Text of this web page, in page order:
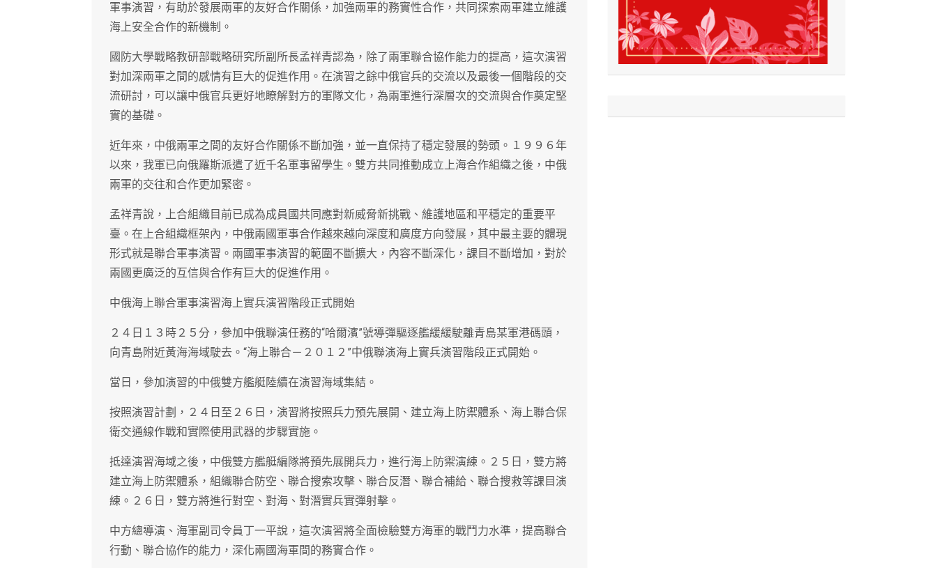
軍事演習，有助於發展兩軍的友好合作關係，加強兩軍的務實性合作，共同探索兩軍建立維護
海上安全合作的新機制。
國防大學戰略教研部戰略研究所副所長孟祥青認為，除了兩軍聯合協作能力的提高，這次演習
對加深兩軍之間的感情有巨大的促進作用。在演習之餘中俄官兵的交流以及最後一個階段的交
流研討，可以讓中俄官兵更好地瞭解對方的軍隊文化，為兩軍進行深層次的交流與合作奠定堅
實的基礎。
近年來，中俄兩軍之間的友好合作關係不斷加強，並一直保持了穩定發展的勢頭。１９９６年
以來，我軍已向俄羅斯派遣了近千名軍事留學生。雙方共同推動成立上海合作組織之後，中俄
兩軍的交往和合作更加緊密。
孟祥青說，上合組織目前已成為成員國共同應對新威脅新挑戰、維護地區和平穩定的重要平
臺。在上合組織框架內，中俄兩國軍事合作越來越向深度和廣度方向發展，其中最主要的體現
形式就是聯合軍事演習。兩國軍事演習的範圍不斷擴大，內容不斷深化，課目不斷增加，對於
兩國更廣泛的互信與合作有巨大的促進作用。
中俄海上聯合軍事演習海上實兵演習階段正式開始
２４日１３時２５分，參加中俄聯演任務的“哈爾濱”號導彈驅逐艦緩緩駛離青島某軍港碼頭，
向青島附近黃海海域駛去。“海上聯合－２０１２”中俄聯演海上實兵演習階段正式開始。
當日，參加演習的中俄雙方艦艇陸續在演習海域集結。
按照演習計劃，２４日至２６日，演習將按照兵力預先展開、建立海上防禦體系、海上聯合保
衛交通線作戰和實際使用武器的步驟實施。
抵達演習海域之後，中俄雙方艦艇編隊將預先展開兵力，進行海上防禦演練。２５日，雙方將
建立海上防禦體系，組織聯合防空、聯合搜索攻擊、聯合反潛、聯合補給、聯合搜救等課目演
練。２６日，雙方將進行對空、對海、對潛實兵實彈射擊。
中方總導演、海軍副司令員丁一平說，這次演習將全面檢驗雙方海軍的戰鬥力水準，提高聯合
行動、聯合協作的能力，深化兩國海軍間的務實合作。